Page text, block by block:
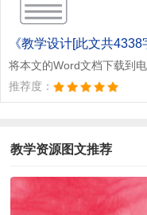
《教学设计[此文共4338
将本文的Word文档下载到
推荐度：
教学资源图文推荐